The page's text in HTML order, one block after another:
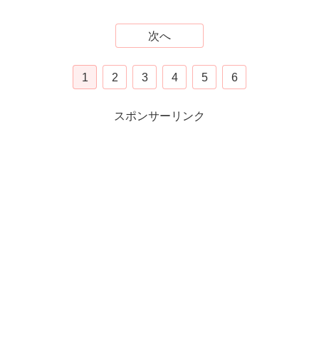
次へ
1 2 3 4 5 6
スポンサーリンク